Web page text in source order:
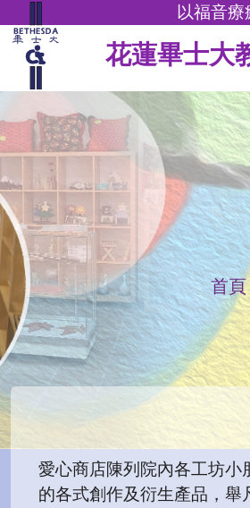
以福音療
花蓮畢士大
首頁
愛心商店陳列院內各工坊小
的各式創作及衍生產品，舉